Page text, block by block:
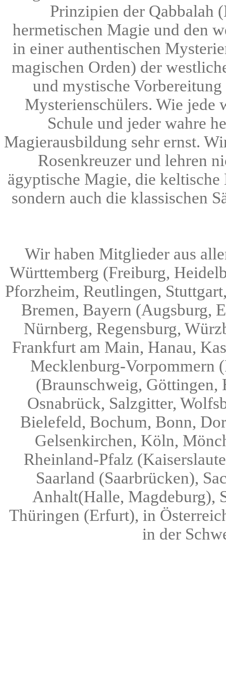
Prinzipien der Qabbalah
hermetischen Magie und den
in einer authentischen
magischen Orden) der
und mystische
Mysterienschülers. Wie jede
Schule und jeder wahre
Magierausbildung sehr ernst.
Rosenkreuzer und lehren
ägyptische Magie, die
sondern auch die klassischen
Wir haben Mitglieder aus
Württemberg (Freiburg,
Pforzheim, Reutlingen,
Bremen, Bayern (Augsburg,
Nürnberg, Regensburg,
Frankfurt am Main, Hanau,
Mecklenburg-Vorpommern
(Braunschweig, Göttingen,
Osnabrück, Salzgitter,
Bielefeld, Bochum, Bonn,
Gelsenkirchen, Köln,
Rheinland-Pfalz
Saarland (Saarbrücken),
Anhalt(Halle, Magdeburg),
Thüringen (Erfurt), in
in der